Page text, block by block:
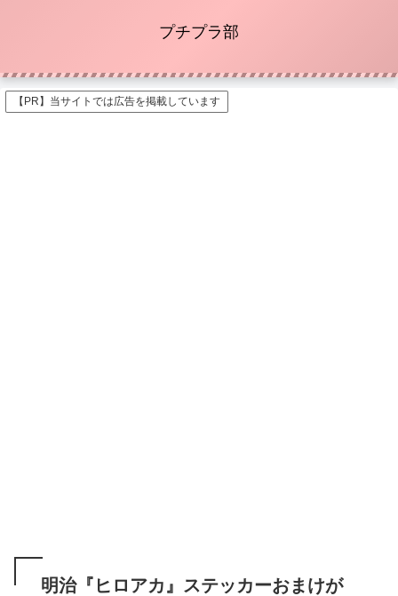
プチプラ部
【PR】当サイトでは広告を掲載しています
明治『ヒロアカ』ステッカーおまけが